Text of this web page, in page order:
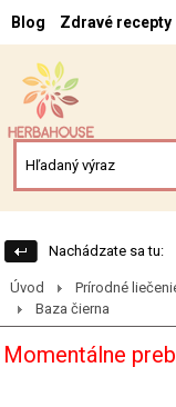
Blog Zdravé recepty
Nachádzate sa tu:
Úvod Prírodné
Baza čierna
Momentálne